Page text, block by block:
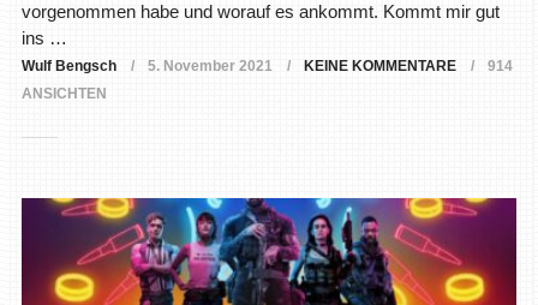
vorgenommen habe und worauf es ankommt. Kommt mir gut
ins …
Wulf Bengsch 5. November 2021 KEINE KOMMENTARE
914
ANSICHTEN